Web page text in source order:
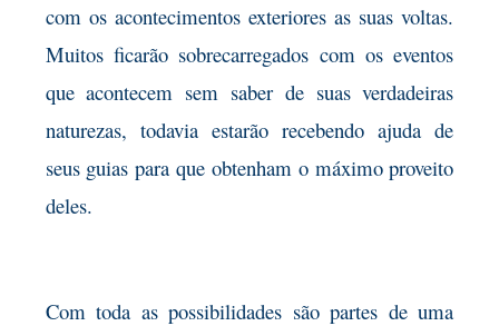
com os acontecimentos exteriores as suas voltas.
Muitos ficarão sobrecarregados com os eventos
que acontecem sem saber de suas verdadeiras
naturezas, todavia estarão recebendo ajuda de
seus guias para que obtenham o máximo proveito
deles.
Com toda as possibilidades são partes de uma